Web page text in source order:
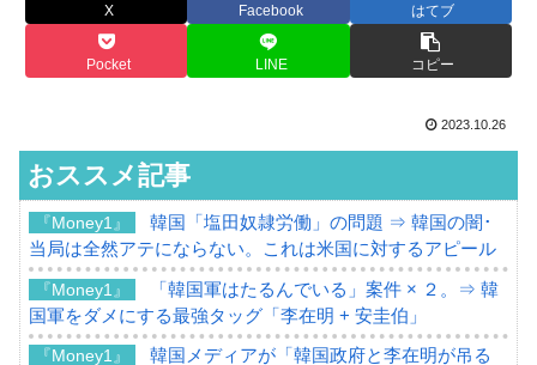
X Facebook はてブ
Pocket LINE コピー
2023.10.26
おススメ記事
『Money1』
韓国「塩田奴隷労働」の問題 ⇒ 韓国の闇･
当局は全然アテにならない。これは米国に対するアピール
『Money1』
「韓国軍はたるんでいる」案件 × ２。⇒ 韓
国軍をダメにする最強タッグ「李在明 + 安圭伯」
『Money1』
韓国メディアが「韓国政府と李在明が吊る